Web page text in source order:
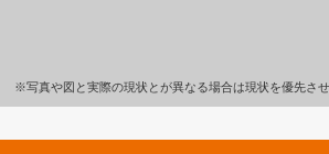
※写真や図と実際の現状とが異なる場合は現状を優先させ